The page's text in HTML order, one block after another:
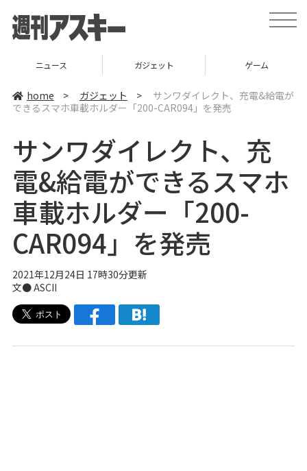
t
o
v
ニュース ガジェット ゲーム
home > ガジェット >
サンワダイレクト、充電&給電が
できるスマホ車載ホルダー「200-CAR094」を発売
サンワダイレクト、充
電&給電ができるスマホ
車載ホルダー「200-
CAR094」を発売
2021年12月24日 17時30分更新
文● ASCII